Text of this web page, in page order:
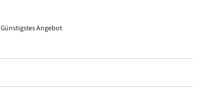
Günstigstes Angebot